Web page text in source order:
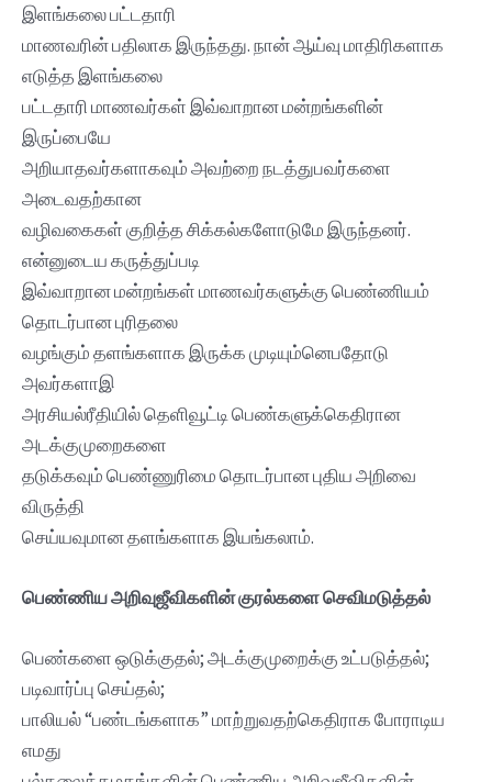
இளங்கலை பட்டதாரி
மாணவரின் பதிலாக இருந்தது. நான் ஆய்வு மாதிரிகளாக
எடுத்த இளங்கலை
பட்டதாரி மாணவர்கள் இவ்வாறான மன்றங்களின்
இருப்பையே
அறியாதவர்களாகவும் அவற்றை நடத்துபவர்களை
அடைவதற்கான
வழிவகைகள் குறித்த சிக்கல்களோடுமே இருந்தனர்.
என்னுடைய கருத்துப்படி
இவ்வாறான மன்றங்கள் மாணவர்களுக்கு பெண்ணியம்
தொடர்பான புரிதலை
வழங்கும் தளங்களாக இருக்க முடியும்னெபதோடு
அவர்களாஇ
அரசியல்ரீதியில் தெளிவூட்டி பெண்களுக்கெதிரான
அடக்குமுறைகளை
தடுக்கவும் பெண்ணுரிமை தொடர்பான புதிய அறிவை
விருத்தி
செய்யவுமான தளங்களாக இயங்கலாம்.
பெண்ணிய அறிவுஜீவிகளின் குரல்களை செவிமடுத்தல்
பெண்களை ஒடுக்குதல்; அடக்குமுறைக்கு உட்படுத்தல்;
படிவார்ப்பு செய்தல்;
பாலியல் “பண்டங்களாக” மாற்றுவதற்கெதிராக போராடிய
எமது